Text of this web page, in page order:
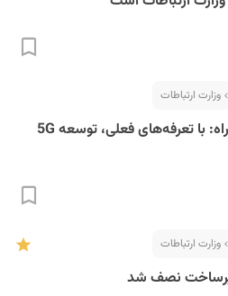
وزارت ارتباطات
اپراتورهای همراه: با تعرفه‌های فعلی، توسعه 5G
وزارت ارتباطات
نصف شد